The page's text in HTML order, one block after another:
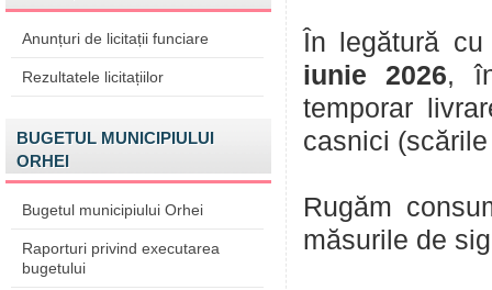
Anunțuri de licitații funciare
Rezultatele licitațiilor
BUGETUL MUNICIPIULUI
ORHEI
Bugetul municipiului Orhei
Raporturi privind executarea
bugetului
În legătură
iunie 2026,
temporar
casnici
Rugăm
măsurile de